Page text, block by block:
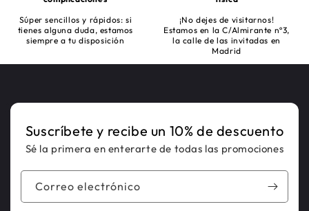
Súper sencillos y rápidos: si
tienes alguna duda, estamos
siempre a tu disposición
¡No dejes de visitarnos!
Estamos en la C/Almirante nº3,
la calle de las invitadas en
Madrid
Suscríbete y recibe un 10% de descuento
Sé la primera en enterarte de todas las promociones
Correo electrónico